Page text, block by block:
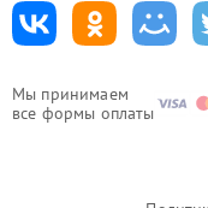
Мы принимаем
все формы оплаты